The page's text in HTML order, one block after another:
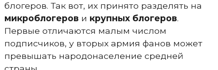
блогеров. Так вот, их принято разделять на
микроблогеров и крупных блогеров.
Первые отличаются малым числом
подписчиков, у вторых армия фанов может
превышать народонаселение средней